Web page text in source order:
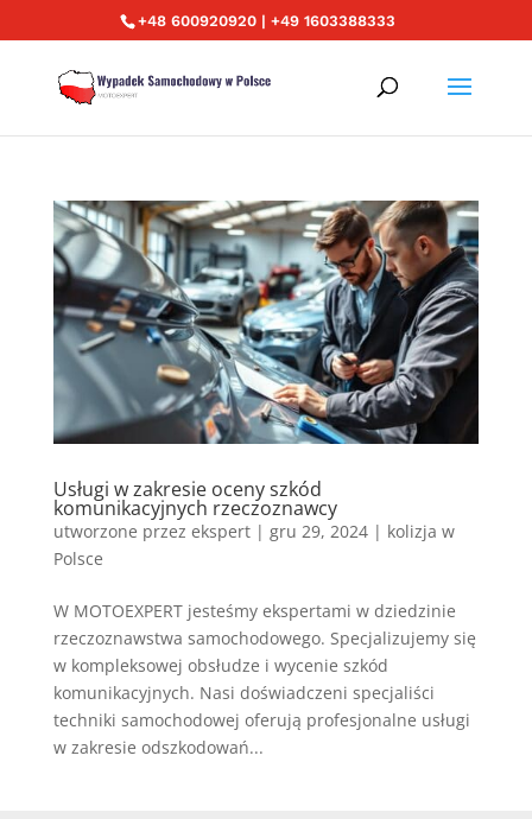
+48 600920920 | +49 1603388333
Usługi w zakresie oceny szkód
komunikacyjnych rzeczoznawcy
utworzone przez ekspert| gru 29, 2024| kolizja w
Polsce
W MOTOEXPERT jesteśmy ekspertami w dziedzinie
rzeczoznawstwa samochodowego. Specjalizujemy się
w kompleksowej obsłudze i wycenie szkód
komunikacyjnych. Nasi doświadczeni specjaliści
techniki samochodowej oferują profesjonalne usługi
w zakresie odszkodowań...